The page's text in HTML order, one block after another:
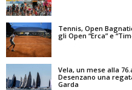
Tennis, Open
gli Open “Erca” e
Vela, un mese alla
Desenzano una
Garda